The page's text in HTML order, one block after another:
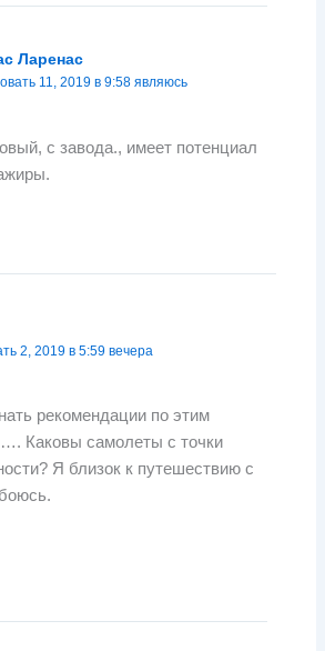
Ларенас
11, 2019 в 9:58 являюсь
с завода., имеет потенциал
2, 2019 в 5:59 вечера
рекомендации по этим
Каковы самолеты с точки
Я близок к путешествию с